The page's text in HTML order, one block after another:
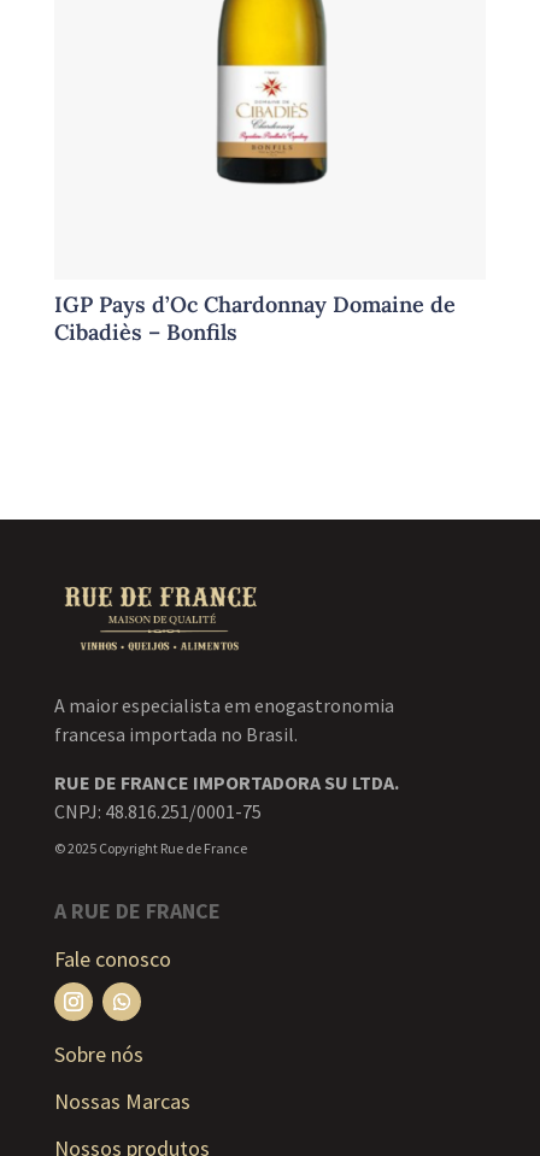
IGP Pays d’Oc Chardonnay Domaine de
Cibadiès – Bonfils
A maior especialista em enogastronomia
francesa importada no Brasil.
RUE DE FRANCE IMPORTADORA SU LTDA.
CNPJ: 48.816.251/0001-75
© 2025 Copyright Rue de France
A RUE DE FRANCE
Fale conosco
Sobre nós
Nossas Marcas
Nossos produtos